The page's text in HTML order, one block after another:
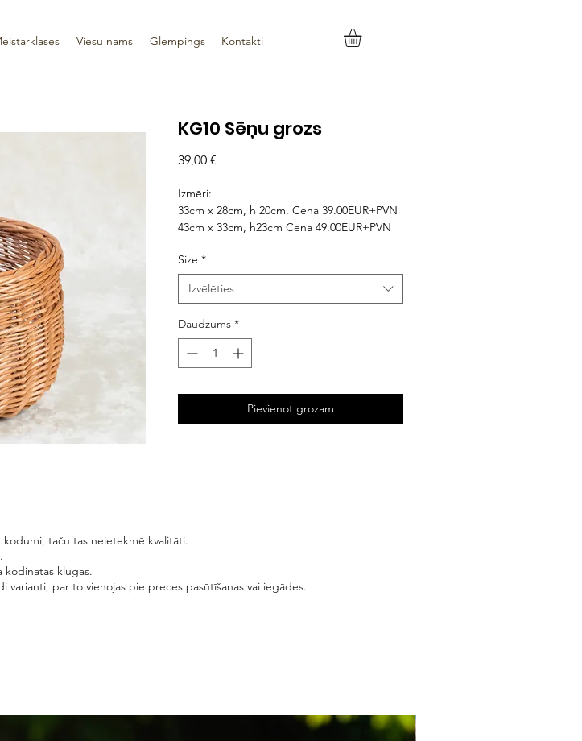
Viesu nams Glempings Kontakti
KG10 Sēņu grozs
39,00 €
Izmēri:
33cm x 28cm, h 20cm. Cena 39.00EUR+PVN
43cm x 33cm, h23cm Cena 49.00EUR+PVN
Size *
Izvēlēties
Daudzums *
Pievienot grozam
taču tas neietekmē kvalitāti.
kodinatas klūgas.
par to vienojas pie preces pasūtīšanas vai iegādes.